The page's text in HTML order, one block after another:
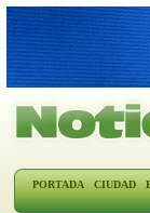
PORTADA CIUDAD